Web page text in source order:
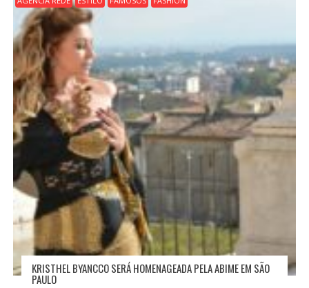
D
E
P
O
S
T
KRISTHEL BYANCCO SERÁ HOMENAGEADA PELA ABIME EM SÃO
PAULO